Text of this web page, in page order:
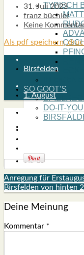
TYPISCH
SO GOOT’S
DO-IT-
31. Juli 2023
franz büchler
Keine
Als pdf speichern,
Birsfelden
1. August
Anregung für
Birsfelden von hinten
Deine Meinung
Kommentar *